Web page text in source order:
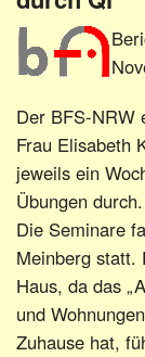
Der BFS-NRW
Frau Elisabeth
jeweils ein
Übungen durch.
Die Seminare
Meinberg statt.
Haus, da das
und
Zuhause hat,